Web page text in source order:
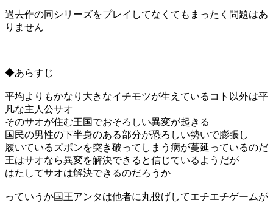
過去作の同シリーズをプレイしてなくてもまったく問題はあ
りません
◆あらすじ
平均よりもかなり大きなイチモツが生えているコト以外は平
凡な主人公サオ
そのサオが住む王国でおそろしい異変が起きる
国民の男性の下半身のある部分が恐ろしい勢いで膨張し
履いているズボンを突き破ってしまう病が蔓延っているのだ
王はサオなら異変を解決できると信じているようだが
はたしてサオは解決できるのだろうか
っていうか国王アンタは他者に丸投げしてエチエチゲームが